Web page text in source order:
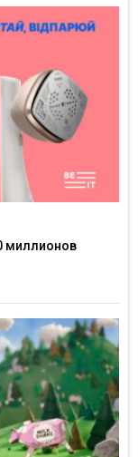
миллионов